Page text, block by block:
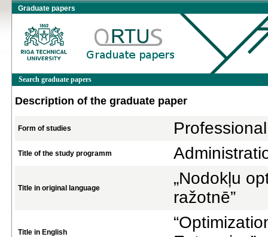
Graduate papers
Search graduate papers
Description of the graduate paper
Form of studies
Title of the study programm
Title in original language
„Nodokļu
ražotnē”
Title in English